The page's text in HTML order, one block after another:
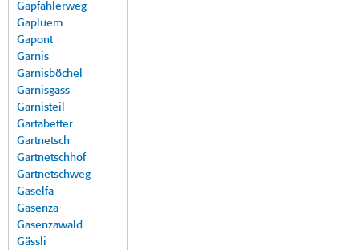
Gapfahlerweg
Gapluem
Gapont
Garnis
Garnisböchel
Garnisgass
Garnisteil
Gartabetter
Gartnetsch
Gartnetschhof
Gartnetschweg
Gaselfa
Gasenza
Gasenzawald
Gässli